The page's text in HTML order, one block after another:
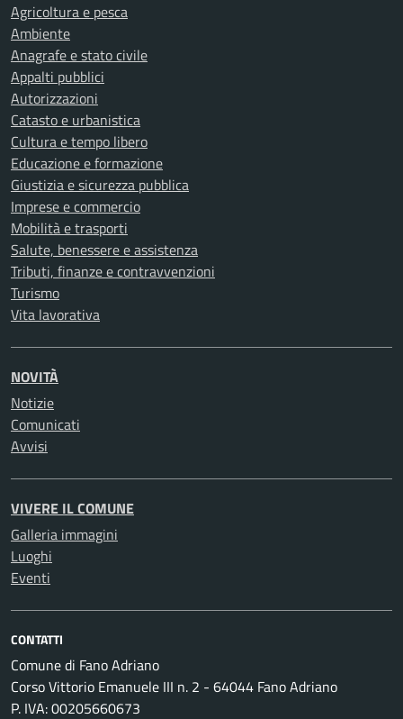
Agricoltura e pesca
Ambiente
Anagrafe e stato civile
Appalti pubblici
Autorizzazioni
Catasto e urbanistica
Cultura e tempo libero
Educazione e formazione
Giustizia e sicurezza pubblica
Imprese e commercio
Mobilità e trasporti
Salute, benessere e assistenza
Tributi, finanze e contravvenzioni
Turismo
Vita lavorativa
NOVITÀ
Notizie
Comunicati
Avvisi
VIVERE IL COMUNE
Galleria immagini
Luoghi
Eventi
CONTATTI
Comune di Fano Adriano
Corso Vittorio Emanuele III n. 2 - 64044 Fano Adriano
P. IVA: 00205660673